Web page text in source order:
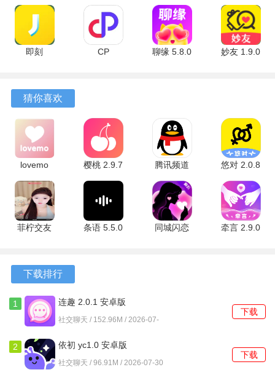
软件亮点
1、动态广场允许用户以图文或短视频形式更新状态，这些内
容会集中展示在个人主页上。
2、除了基础的即时消息，软件也集成了实时的语音通话功
能，满足不同的沟通需求。
身份暴露。
软件功能
1、系统后台会根据用户设置的标签，持续计算并推荐兴趣相
似度较高的其他用户。
2、聊天窗口支持发送文字、预设表情，并能实时发起一对一
即刻
CP
聊缘 5.8.0
妙友 1.9.0
猜你喜欢
lovemo
1.6.3 最新
版
樱桃 2.9.7
安卓版
腾讯频道
9.3.30 安卓
版
悠对 2.0.8
安卓版
菲柠交友
条语 5.5.0
同城闪恋
牵言 2.9.0
下载排行
1 连趣 2.0.1 安卓版
社交聊天 / 152.96M / 2026-07-
下载
2 依初 yc1.0 安卓版
社交聊天 / 96.91M / 2026-07-30
下载